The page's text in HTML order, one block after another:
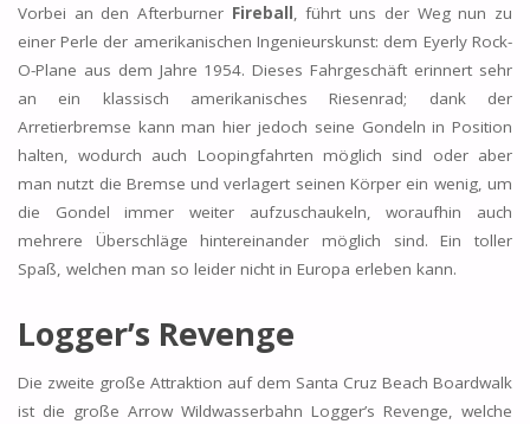
Vorbei an den Afterburner Fireball, führt uns der Weg nun zu
einer Perle der amerikanischen Ingenieurskunst: dem Eyerly Rock-
O-Plane aus dem Jahre 1954. Dieses Fahrgeschäft erinnert sehr
an ein klassisch amerikanisches Riesenrad; dank der
Arretierbremse kann man hier jedoch seine Gondeln in Position
halten, wodurch auch Loopingfahrten möglich sind oder aber
man nutzt die Bremse und verlagert seinen Körper ein wenig, um
die Gondel immer weiter aufzuschaukeln, woraufhin auch
mehrere Überschläge hintereinander möglich sind. Ein toller
Spaß, welchen man so leider nicht in Europa erleben kann.
Logger’s Revenge
Die zweite große Attraktion auf dem Santa Cruz Beach Boardwalk
ist die große Arrow Wildwasserbahn Logger’s Revenge, welche